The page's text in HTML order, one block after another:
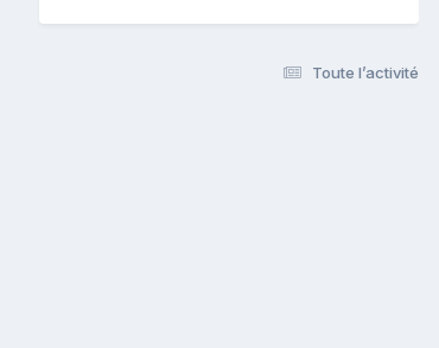
Toute l’activité